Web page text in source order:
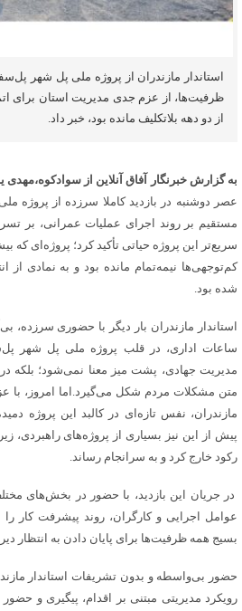
استاندار مازندران از پروژه ملی پل شهر
ظرفیت‌ها، از عزم جدی مدیریت استان برای
از دو دهه بلاتکلیف مانده بود، خبر داد.
به گزارش خبرنگار آفاق آنلاین از سوادکوه،مهدی
عصر دوشنبه در بازدید کاملا سرزده از
مستقیم بر روند اجرای عملیات عمرانی، بر
کم‌توجهی‌ها نیمه‌تمام مانده بود و به نمادی از
شده بود.
استاندار مازندران بار دیگر با حضوری سرزده،
مدیریت جهادی، پشت میز معنا نمی‌شود؛ بلکه در
متن مشکلات مردم شکل می‌گیرد.اما امروز، با
مازندران، نفس تازه‌ای در کالبد این پروژه
پیش از این نیز بسیاری از پروژه‌های راهبردی،
رکود خارج کرد و به سرانجام رساند.
در جریان این بازدید، با حضور در بخش‌های
عوامل اجرایی و کارگران، روند پیشرفت کار
بسیج همه ظرفیت‌ها برای پایان دادن به انتظار
حضور بی‌واسطه و بدون تشریفات استاندار
رویکرد مدیریتی مبتنی بر اقدام، پیگیری و